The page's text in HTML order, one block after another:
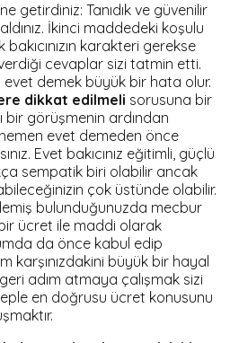
getirdiniz: Tanıdık ve güvenilir
İkinci maddedeki koşulu
karakteri gerekse
cevaplar sizi tatmin etti.
demek büyük bir hata olur.
dikkat edilmeli sorusuna bir
bir görüşmenin ardından
evet demeden önce
Evet bakıcınız eğitimli, güçlü
sempatik biri olabilir ancak
çok üstünde olabilir.
bulunduğunuzda mecbur
ücret ile maddi olarak
da önce kabul edip
karşınızdakini büyük bir hayal
geri adım atmaya çalışmak sizi
en doğrusu ücret konusunu